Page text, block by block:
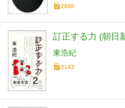
2680
訂正する力 (朝日
東浩紀
2143